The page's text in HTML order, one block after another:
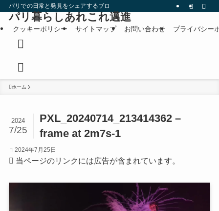
パリでの日常と発見をシェアするブログです。
パリ暮らしあれこれ邁進
クッキーポリシー サイトマップ お問い合わせ プライバシー
ホーム
PXL_20240714_213414362 –
frame at 2m7s-1
2024
7/25
2024年7月25日
当ページのリンクには広告が含まれています。